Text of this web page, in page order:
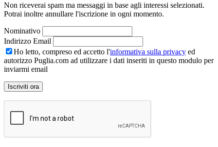
Non riceverai spam ma messaggi in base agli interessi selezionati.
Potrai inoltre annullare l'iscrizione in ogni momento.
Nominativo
Indirizzo Email
Ho letto, compreso ed accetto l'informativa sulla privacy ed
autorizzo Puglia.com ad utilizzare i dati inseriti in questo modulo per
inviarmi email